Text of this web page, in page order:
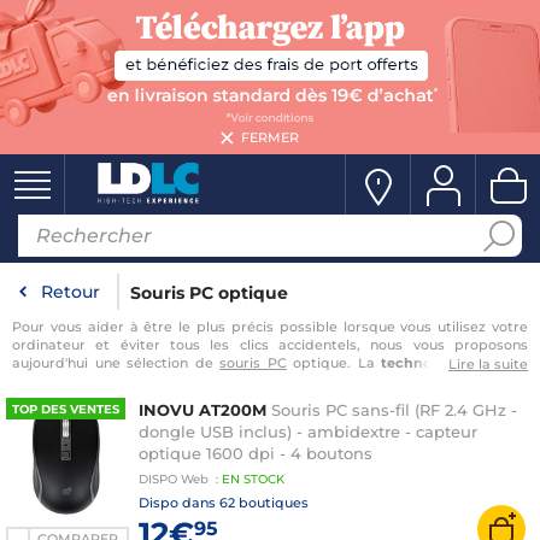
FERMER
Retour Souris PC optique
Pour vous aider à être le plus précis possible lorsque vous utilisez votre
ordinateur et éviter tous les clics accidentels, nous vous proposons
aujourd'hui une sélection desouris PCoptique. Latechnologie optique
ressemble beaucoup à celle des souris à capteur laser. En effet, le capteur
optique se base sur la lumière d'une LED qui va se réfléchir sur la surface
où est posée la souris. Ensuite ce sont les différenteslentillesqui vont
prendre le relais pour définir les déplacements qu'effectue la souris. Cette
technique est idéale…
Lire la suite
TOP DES VENTES INOVU AT200M Souris PC sans-fil (RF 2.4 GHz -
dongle USB inclus) - ambidextre - capteur
optique 1600 dpi - 4 boutons
DISPO Web : EN STOCK
Dispo dans 62 boutiques
95